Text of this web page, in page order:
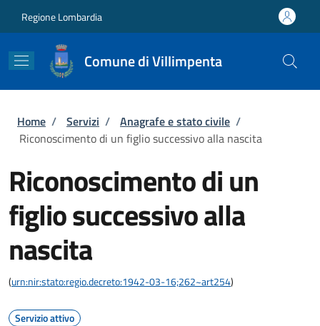
Regione Lombardia
Comune di Villimpenta
Briciole di pane
Home / Servizi / Anagrafe e stato civile /
Riconoscimento di un figlio successivo alla nascita
Riconoscimento di un
figlio successivo alla
nascita
(urn:nir:stato:regio.decreto:1942-03-16;262~art254)
Servizio attivo